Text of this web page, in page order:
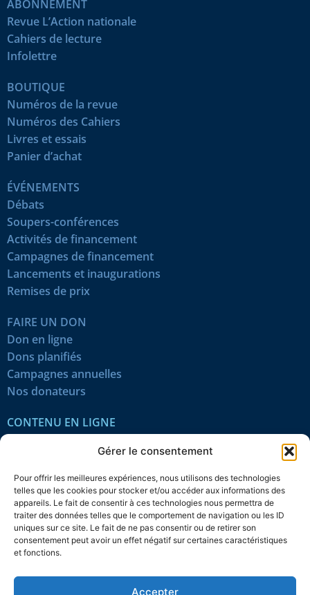
Gérer le consentement
Pour offrir les meilleures expériences, nous utilisons des technologies
telles que les cookies pour stocker et/ou accéder aux informations des
appareils. Le fait de consentir à ces technologies nous permettra de
traiter des données telles que le comportement de navigation ou les ID
uniques sur ce site. Le fait de ne pas consentir ou de retirer son
consentement peut avoir un effet négatif sur certaines caractéristiques
et fonctions.
Accepter
ABONNEMENT
Revue L’Action nationale
Cahiers de lecture
Infolettre
BOUTIQUE
Numéros de la revue
Numéros des Cahiers
Livres et essais
Panier d’achat
ÉVÉNEMENTS
Débats
Soupers-conférences
Activités de financement
Campagnes de financement
Lancements et inaugurations
Remises de prix
FAIRE UN DON
Don en ligne
Dons planifiés
Campagnes annuelles
Nos donateurs
CONTENU EN LIGNE
Tous les articles
Œuvres du mois
En vidéo
SUIVEZ-NOUS